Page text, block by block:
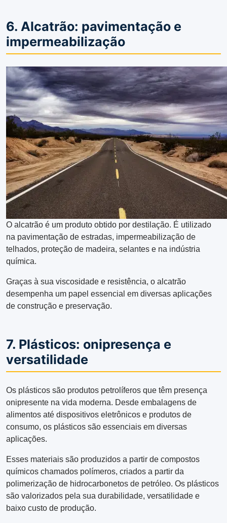
6. Alcatrão: pavimentação e
impermeabilização
O alcatrão é um produto obtido por destilação. É utilizado
na pavimentação de estradas, impermeabilização de
telhados, proteção de madeira, selantes e na indústria
química.
Graças à sua viscosidade e resistência, o alcatrão
desempenha um papel essencial em diversas aplicações
de construção e preservação.
7. Plásticos: onipresença e
versatilidade
Os plásticos são produtos petrolíferos que têm presença
onipresente na vida moderna. Desde embalagens de
alimentos até dispositivos eletrônicos e produtos de
consumo, os plásticos são essenciais em diversas
aplicações.
Esses materiais são produzidos a partir de compostos
químicos chamados polímeros, criados a partir da
polimerização de hidrocarbonetos de petróleo. Os plásticos
são valorizados pela sua durabilidade, versatilidade e
baixo custo de produção.